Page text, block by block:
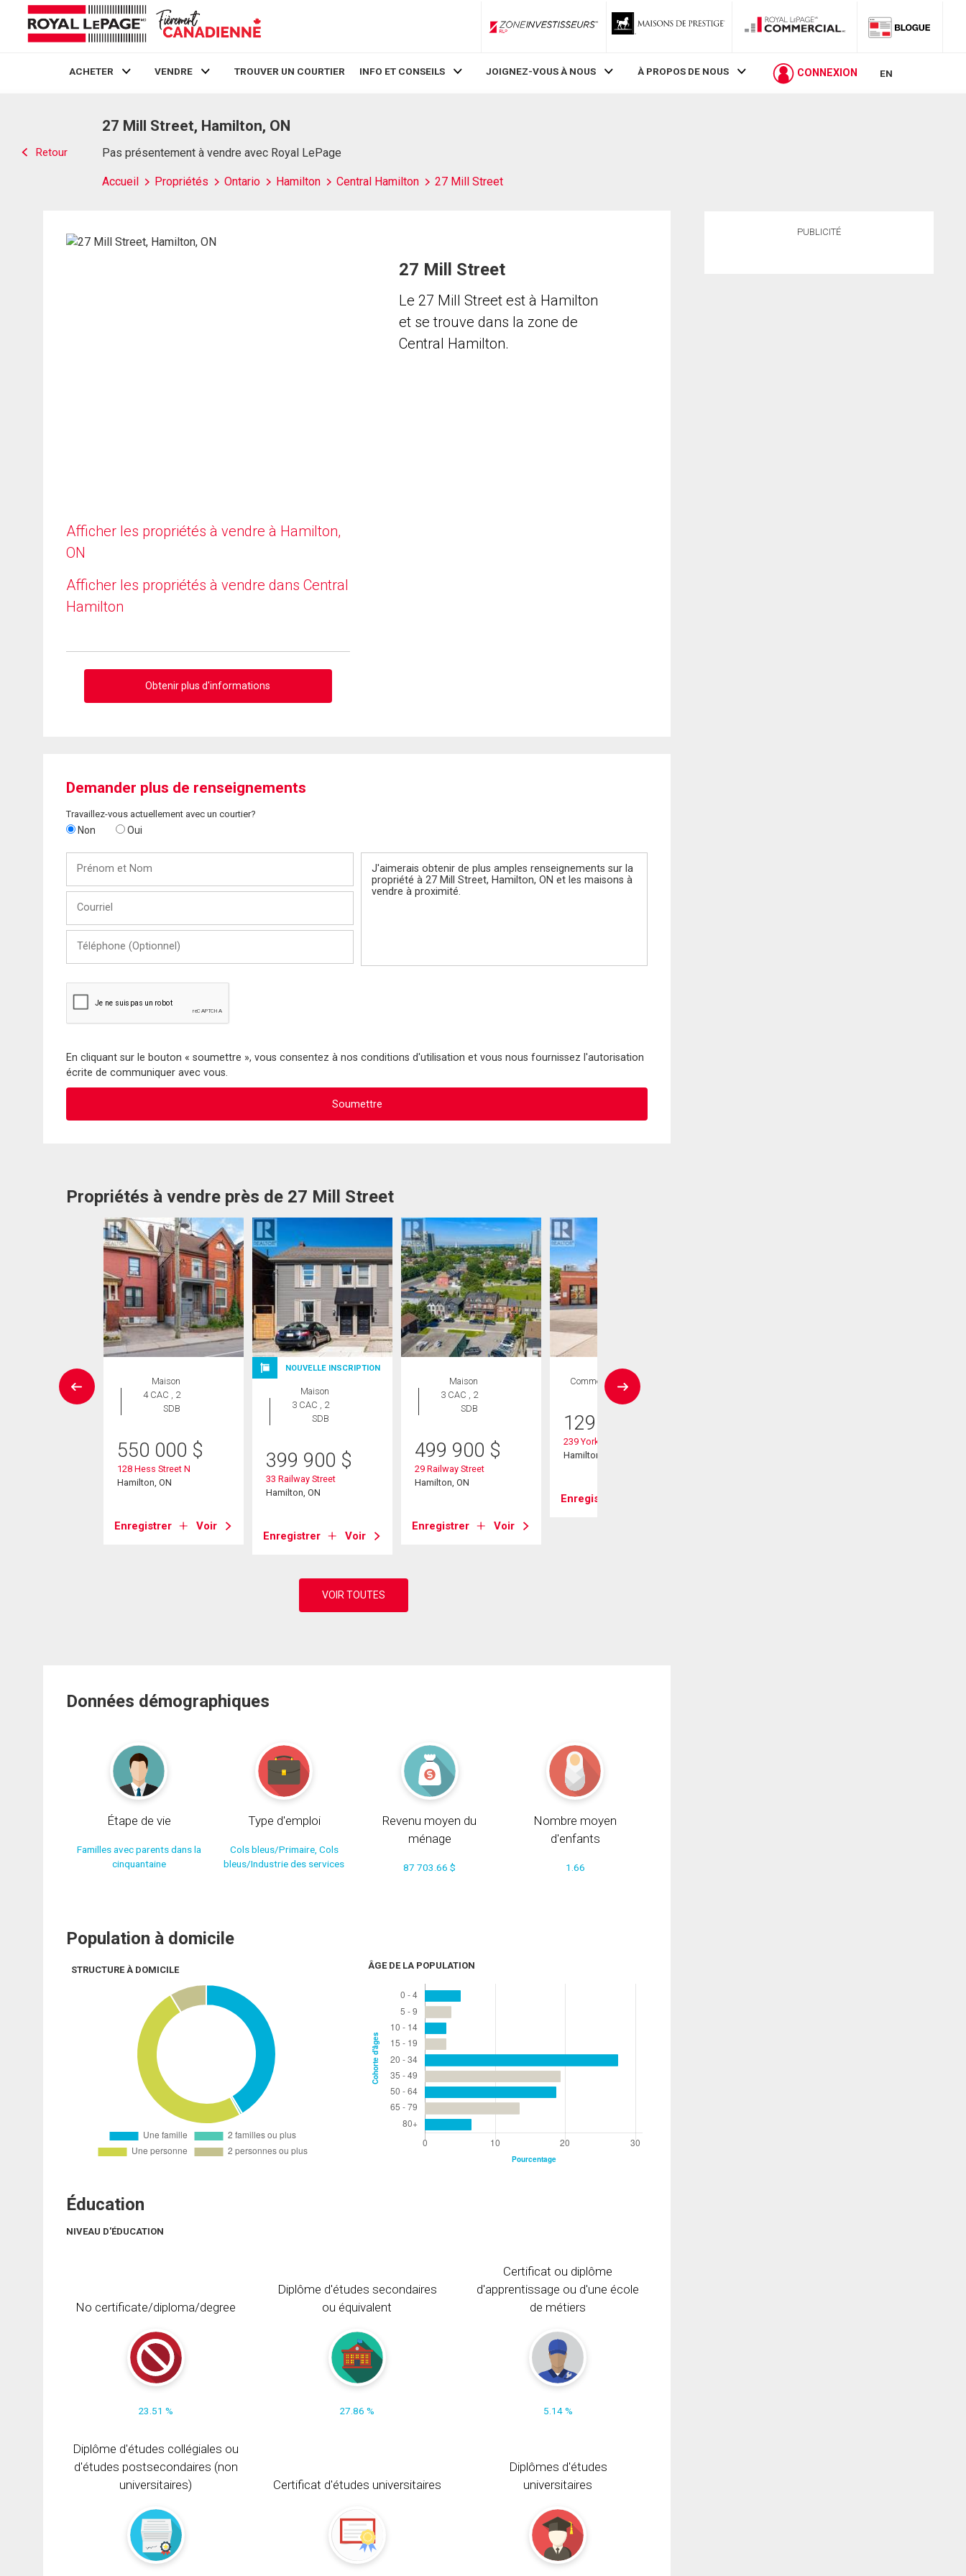
ZoneInvestisseurs RLP
ACHETER VENDRE TROUVER UN COURTIER INFO ET CONSEILS JOIGNEZ-VOUS À NOUS À PROPOS DE NOUS CONNEXION EN
Retour
27 Mill Street, Hamilton, ON
Pas présentement à vendre avec Royal LePage
Accueil Propriétés Ontario Hamilton Central Hamilton 27 Mill Street
Afficher les propriétés à vendre à Hamilton,
ON
Afficher les propriétés à vendre dans Central
Hamilton
Obtenir plus d'informations
27 Mill Street
Le 27 Mill Street est à Hamilton
et se trouve dans la zone de
Central Hamilton.
Demander plus de renseignements
Travaillez-vous actuellement avec un courtier?
Non Oui
Nom
(Optionnel)
En cliquant sur le bouton « soumettre », vous consentez à nos conditions d'utilisation et vous nous fournissez l'autorisation
écrite de communiquer avec vous.
Propriétés à vendre près de 27 Mill Street
Maison
4 CAC , 2
SDB
550 000 $
128 Hess Street N
Hamilton, ON
Enregistrer Voir
NOUVELLE INSCRIPTION
Maison
3 CAC , 2
SDB
399 900 $
33 Railway Street
Hamilton, ON
Enregistrer Voir
Maison
3 CAC , 2
SDB
499 900 $
29 Railway Street
Hamilton, ON
Enregistrer Voir
Commercial
129 000
239 York Boulevard
Hamilton, ON
Enregistrer
Données démographiques
Étape de vie
Familles avec parents dans la
cinquantaine
Type d'emploi
Cols bleus/Primaire, Cols
bleus/Industrie des services
Revenu moyen du
ménage
87 703.66 $
Nombre moyen
d'enfants
1.66
Population à domicile
STRUCTURE À DOMICILE ÂGE DE LA POPULATION
Éducation
NIVEAU D'ÉDUCATION
No certificate/diploma/degree
23.51 %
Diplôme d'études secondaires
ou équivalent
27.86 %
Certificat ou diplôme
d'apprentissage ou d'une école
de métiers
5.14 %
Diplôme d'études collégiales ou
d'études postsecondaires (non
universitaires)
Certificat d'études universitaires
Diplômes d'études
universitaires
PUBLICITÉ